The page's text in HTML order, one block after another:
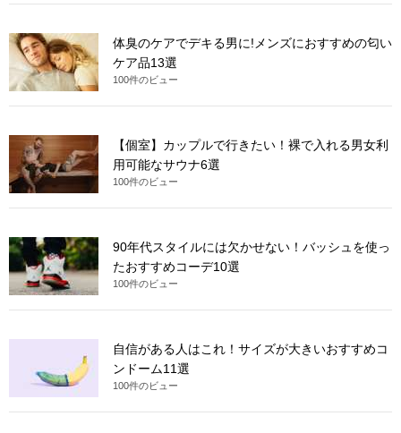
体臭のケアでデキる男に!メンズにおすすめの匂い
ケア品13選
100件のビュー
【個室】カップルで行きたい！裸で入れる男女利
用可能なサウナ6選
100件のビュー
90年代スタイルには欠かせない！バッシュを使っ
たおすすめコーデ10選
100件のビュー
自信がある人はこれ！サイズが大きいおすすめコ
ンドーム11選
100件のビュー